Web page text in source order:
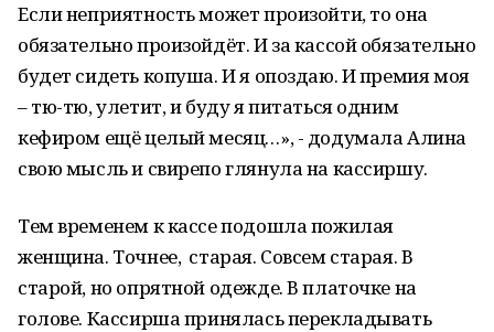
Если неприятность может произойти, то она
обязательно произойдёт. И за кассой обязательно
будет сидеть копуша. И я опоздаю. И премия моя
– тю-тю, улетит, и буду я питаться одним
кефиром ещё целый месяц…», - додумала Алина
свою мысль и свирепо глянула на кассиршу.
Тем временем к кассе подошла пожилая
женщина. Точнее, старая. Совсем старая. В
старой, но опрятной одежде. В платочке на
голове. Кассирша принялась перекладывать